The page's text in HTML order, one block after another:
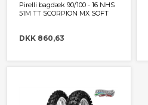
Pirelli bagdæk 90/100 - 16 NHS
51M TT SCORPION MX SOFT
DKK 860,63